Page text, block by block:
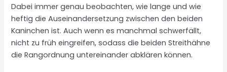
Dabei immer genau beobachten, wie lange und wie
heftig die Auseinandersetzung zwischen den beiden
Kaninchen ist. Auch wenn es manchmal schwerfällt,
nicht zu früh eingreifen, sodass die beiden Streithähne
die Rangordnung untereinander abklären können.